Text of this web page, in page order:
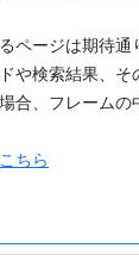
ページは期待通
や検索結果、そ
合、フレームの
こちら